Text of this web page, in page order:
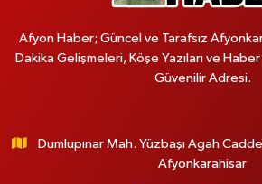
Afyon Haber; Güncel ve Tarafsız
Dakika Gelişmeleri, Köşe Yazıları ve
Güvenilir Adresi.
Dumlupınar Mah. Yüzbaşı Agah
Afyonkarahisar